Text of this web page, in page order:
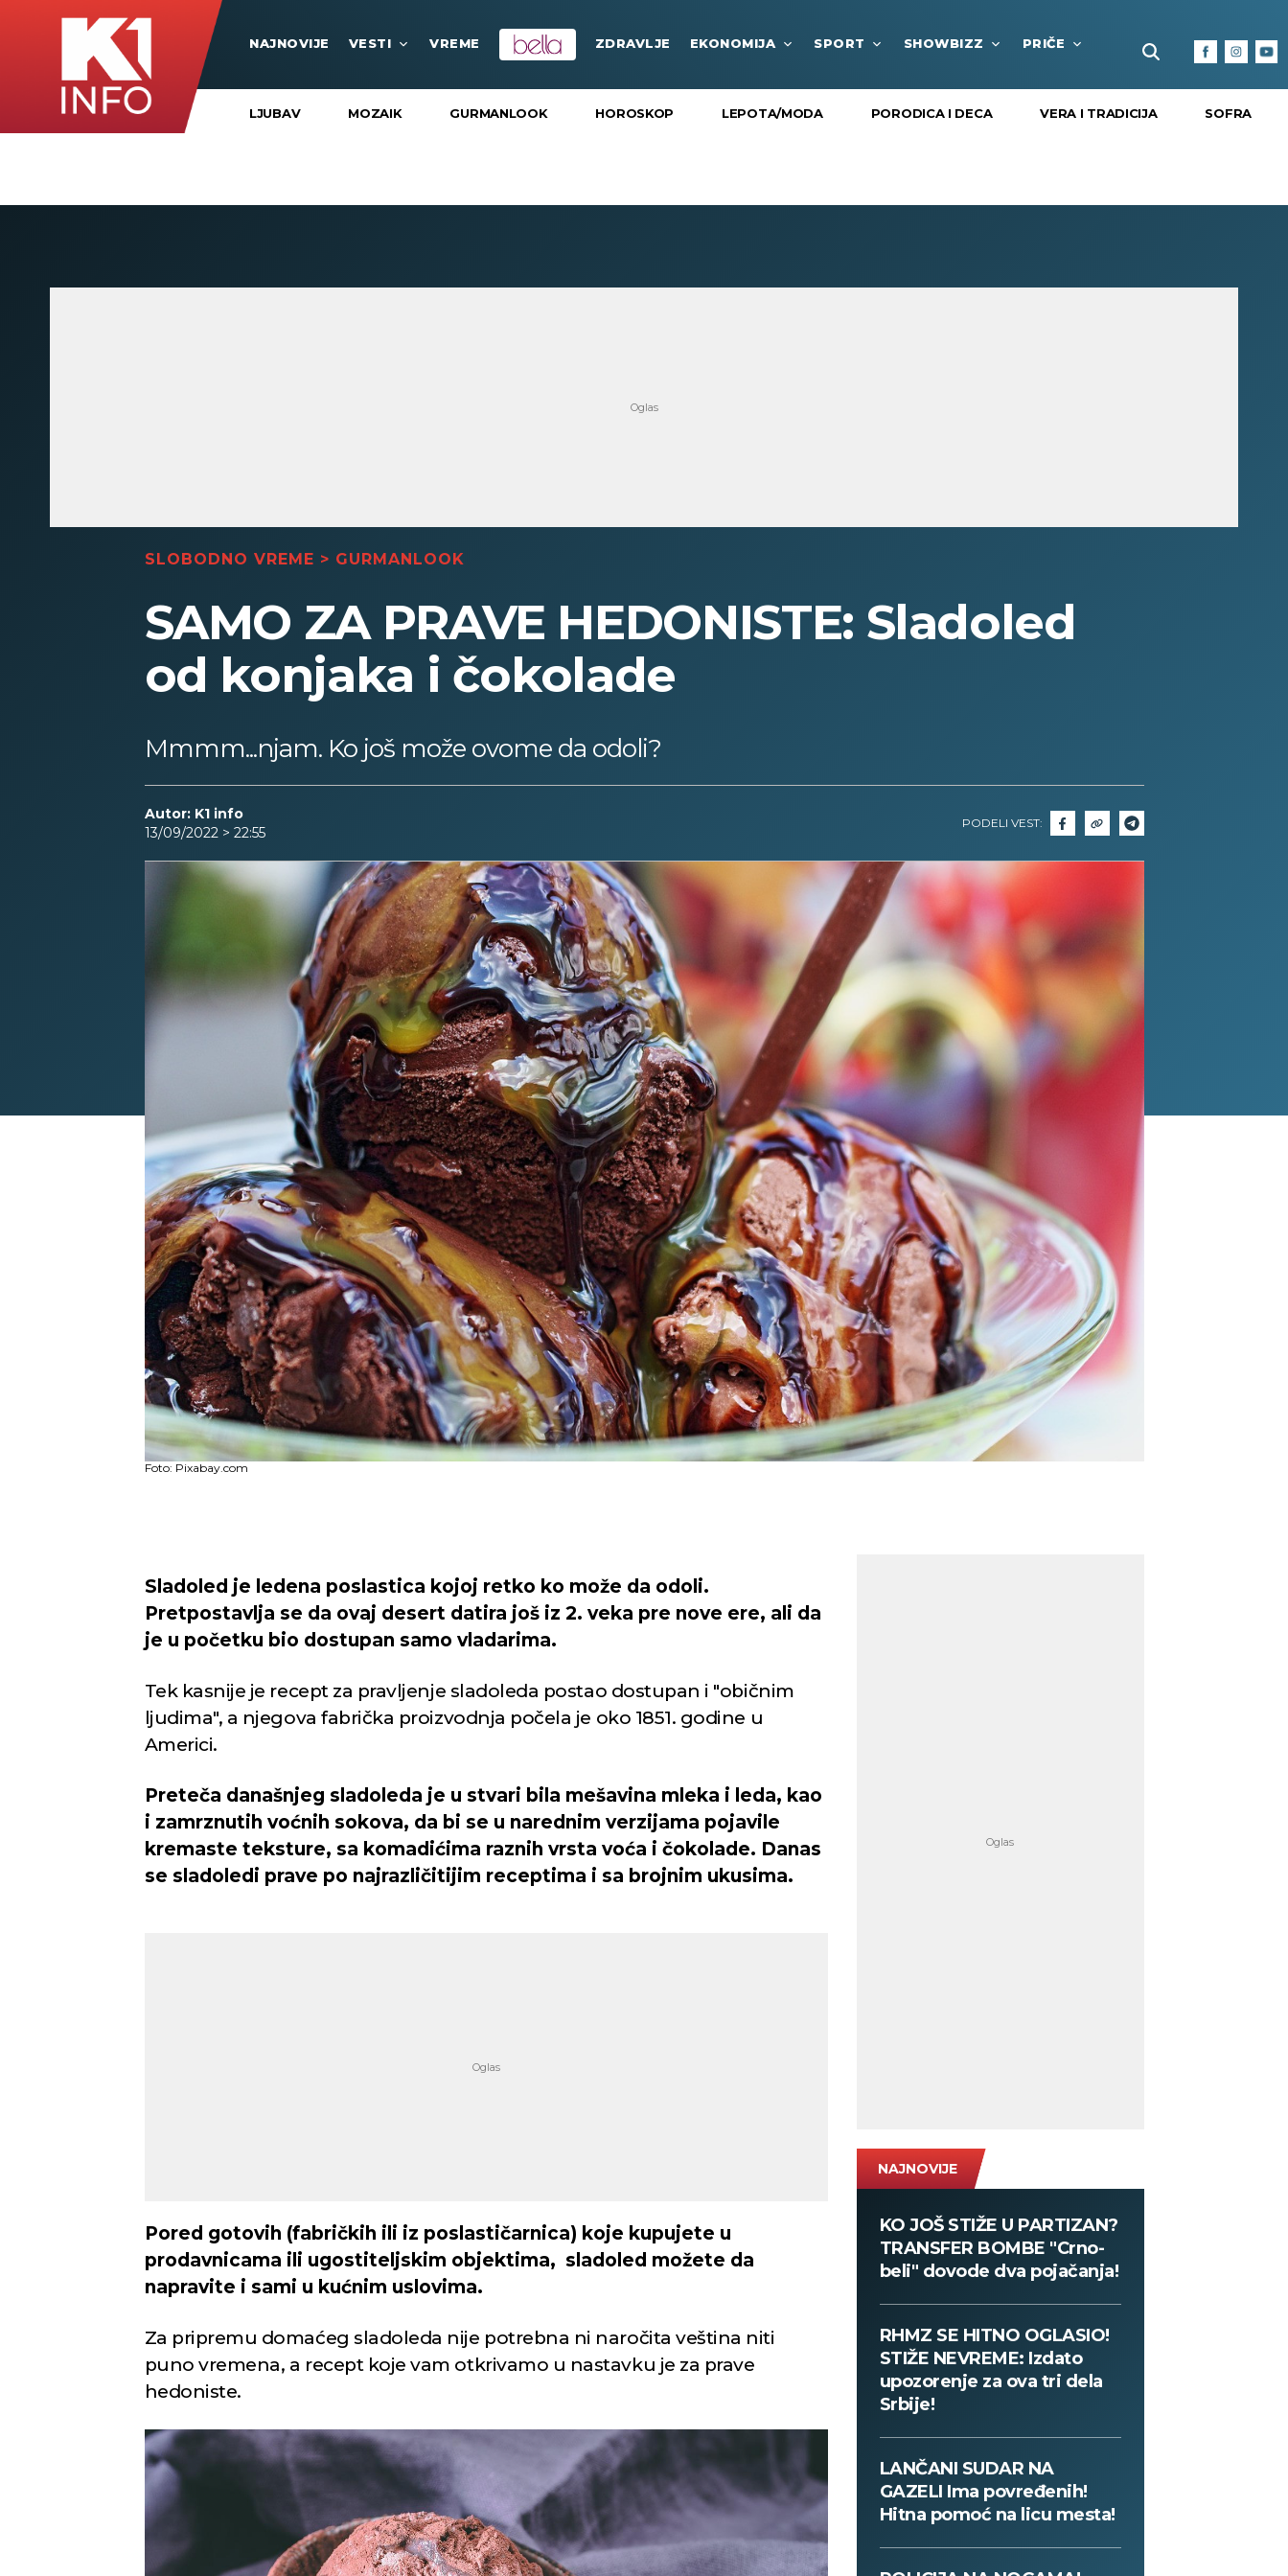
NAJNOVIJE VESTI VREME ZDRAVLJE EKONOMIJA SPORT SHOWBIZZ PRIČE FUN BOX KULTURA I
LJUBAV MOZAIK GURMANLOOK HOROSKOP LEPOTA/MODA PORODICA I DECA VERA I TRADICIJA SOFRA
SLOBODNO VREME > GURMANLOOK
SAMO ZA PRAVE HEDONISTE: Sladoled
od konjaka i čokolade
Mmmm...njam. Ko još može ovome da odoli?
Autor: K1 info
13/09/2022 > 22:55
PODELI VEST:
Foto: Pixabay.com
Sladoled je ledena poslastica kojoj retko ko može da odoli.
Pretpostavlja se da ovaj desert datira još iz 2. veka pre nove ere, ali da
je u početku bio dostupan samo vladarima.
Tek kasnije je recept za pravljenje sladoleda postao dostupan i "običnim
ljudima", a njegova fabrička proizvodnja počela je oko 1851. godine u
Americi.
Preteča današnjeg sladoleda je u stvari bila mešavina mleka i leda, kao
i zamrznutih voćnih sokova, da bi se u narednim verzijama pojavile
kremaste teksture, sa komadićima raznih vrsta voća i čokolade. Danas
se sladoledi prave po najrazličitijim receptima i sa brojnim ukusima.
Pored gotovih (fabričkih ili iz poslastičarnica) koje kupujete u
prodavnicama ili ugostiteljskim objektima, sladoled možete da
napravite i sami u kućnim uslovima.
Za pripremu domaćeg sladoleda nije potrebna ni naročita veština niti
puno vremena, a recept koje vam otkrivamo u nastavku je za prave
hedoniste.
NAJNOVIJE
KO JOŠ STIŽE U PARTIZAN?
TRANSFER BOMBE "Crno-
beli" dovode dva pojačanja!
RHMZ SE HITNO OGLASIO!
STIŽE NEVREME: Izdato
upozorenje za ova tri dela
Srbije!
LANČANI SUDAR NA
GAZELI Ima povređenih!
Hitna pomoć na licu mesta!